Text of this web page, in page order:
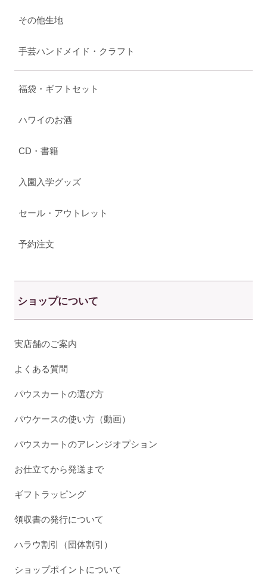
その他生地
手芸ハンドメイド・クラフト
福袋・ギフトセット
ハワイのお酒
CD・書籍
入園入学グッズ
セール・アウトレット
予約注文
ショップについて
実店舗のご案内
よくある質問
パウスカートの選び方
パウケースの使い方（動画）
パウスカートのアレンジオプション
お仕立てから発送まで
ギフトラッピング
領収書の発行について
ハラウ割引（団体割引）
ショップポイントについて